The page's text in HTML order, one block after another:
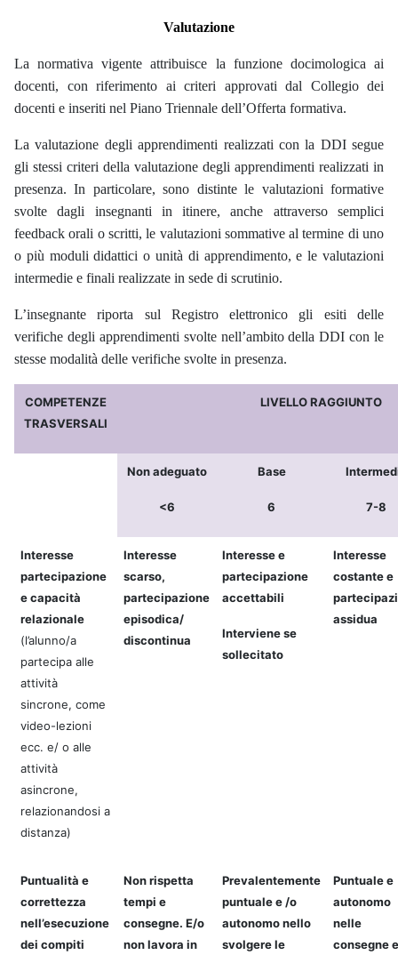
Valutazione
La normativa vigente attribuisce la funzione docimologica ai
docenti, con riferimento ai criteri approvati dal Collegio dei
docenti e inseriti nel Piano Triennale dell’Offerta formativa.
La valutazione degli apprendimenti realizzati con la DDI segue
gli stessi criteri della valutazione degli apprendimenti realizzati in
presenza. In particolare, sono distinte le valutazioni formative
svolte dagli insegnanti in itinere, anche attraverso semplici
feedback orali o scritti, le valutazioni sommative al termine di uno
o più moduli didattici o unità di apprendimento, e le valutazioni
intermedie e finali realizzate in sede di scrutinio.
L’insegnante riporta sul Registro elettronico gli esiti delle
verifiche degli apprendimenti svolte nell’ambito della DDI con le
stesse modalità delle verifiche svolte in presenza.
COMPETENZE
TRASVERSALI
LIVELLO RAGGIUNTO
Non adeguato
<6
Base
6 7-8
Interesse
partecipazione
e capacità
relazionale
(l’alunno/a
partecipa alle
attività
sincrone, come
video-lezioni
ecc. e/ o alle
attività
asincrone,
relazionandosi a
distanza)
Interesse
scarso,
partecipazione
episodica/
discontinua
Interesse e
partecipazione
accettabili
Interviene se
sollecitato
Interesse
costante e
assidua
Puntualità e
correttezza
nell’esecuzione
dei compiti
Non rispetta
tempi e
consegne. E/o
non lavora in
Prevalentemente
puntuale e /o
autonomo nello
svolgere le
Puntuale e
autonomo
nelle
consegne e